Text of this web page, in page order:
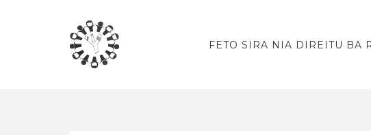
FETO SIRA NIA DIREITU BA